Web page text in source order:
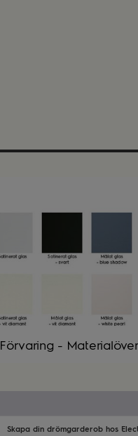
Förvaring -
Skapa din drömgarderob hos